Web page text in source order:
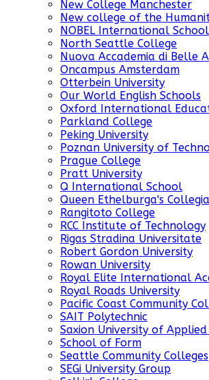
New College Manchester
New college of the
NOBEL International School
North Seattle College
Nuova Accademia di Belle
Oncampus Amsterdam
Otterbein University
Our World English Schools
Oxford International
Parkland College
Peking University
Poznan University of
Prague College
Pratt University
Q International School
Queen Ethelburga's
Rangitoto College
RCC Institute of Technology
Rigas Stradina Universitate
Robert Gordon University
Rowan University
Royal Elite International
Royal Roads University
Pacific Coast Community
SAIT Polytechnic
Saxion University of Applied
School of Form
Seattle Community Colleges
SEGi University Group